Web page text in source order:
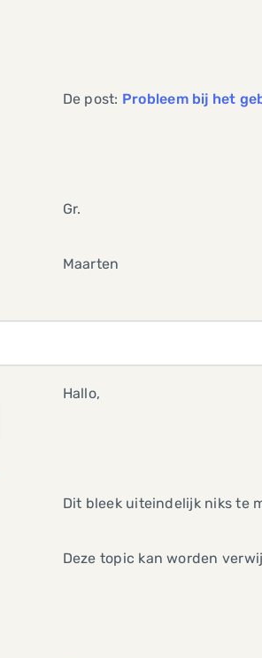
De post: Probleem bij het
Gr.
Maarten
Hallo,
Dit bleek uiteindelijk niks te
Deze topic kan worden